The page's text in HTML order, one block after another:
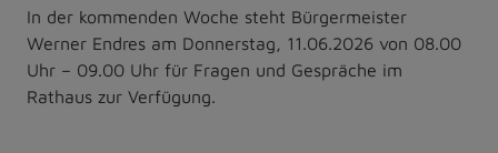
In der kommenden Woche steht Bürgermeister
Werner Endres am Donnerstag, 11.06.2026 von 08.00
Uhr – 09.00 Uhr für Fragen und Gespräche im
Rathaus zur Verfügung.